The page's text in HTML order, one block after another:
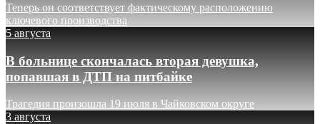
Теперь он соответствует фактическому расположению
ключевого производства
5 августа
В больнице скончалась вторая девушка,
попавшая в ДТП на питбайке
Трагедия произошла 19 июля в Чайковском округе
3 августа